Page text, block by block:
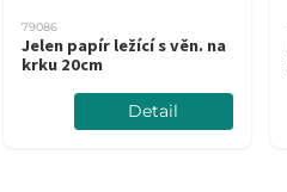
79086
Jelen papír ležící s věn. na
krku 20cm
Detail